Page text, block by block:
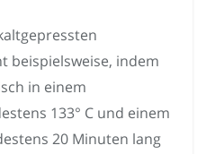
beispielsweise, indem
in einem
133° C und einem
20 Minuten lang